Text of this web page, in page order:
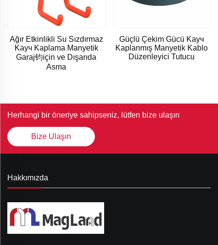
Ağır Etkinlikli Su Sızdırmaz
Kaуч Kaplama Manyetik
Garaj钧için ve Dışarıda
Asma
Güçlü Çekim Gücü Kaуч
Kaplanmış Manyetik Kablo
Düzenleyici Tutucu
Herhangi bir öneriye sahipseniz, lütfen bize ulaşın
Bize Ulaşın
Hakkımızda